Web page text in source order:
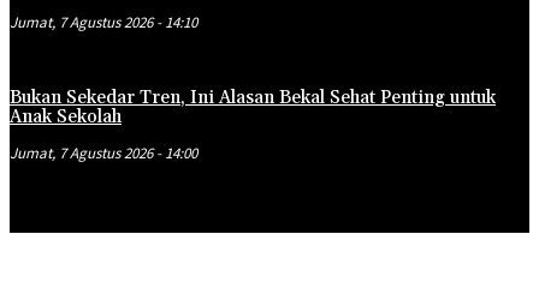
Jumat, 7 Agustus 2026 - 14:10
Bukan Sekedar Tren, Ini Alasan Bekal Sehat Penting untuk
Anak Sekolah
Jumat, 7 Agustus 2026 - 14:00